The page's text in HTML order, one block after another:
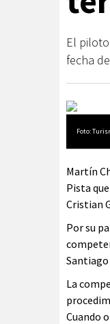
El
fecha
Foto:
Martín
Pista
Cristian
Por su
Santiago
La
Cuando